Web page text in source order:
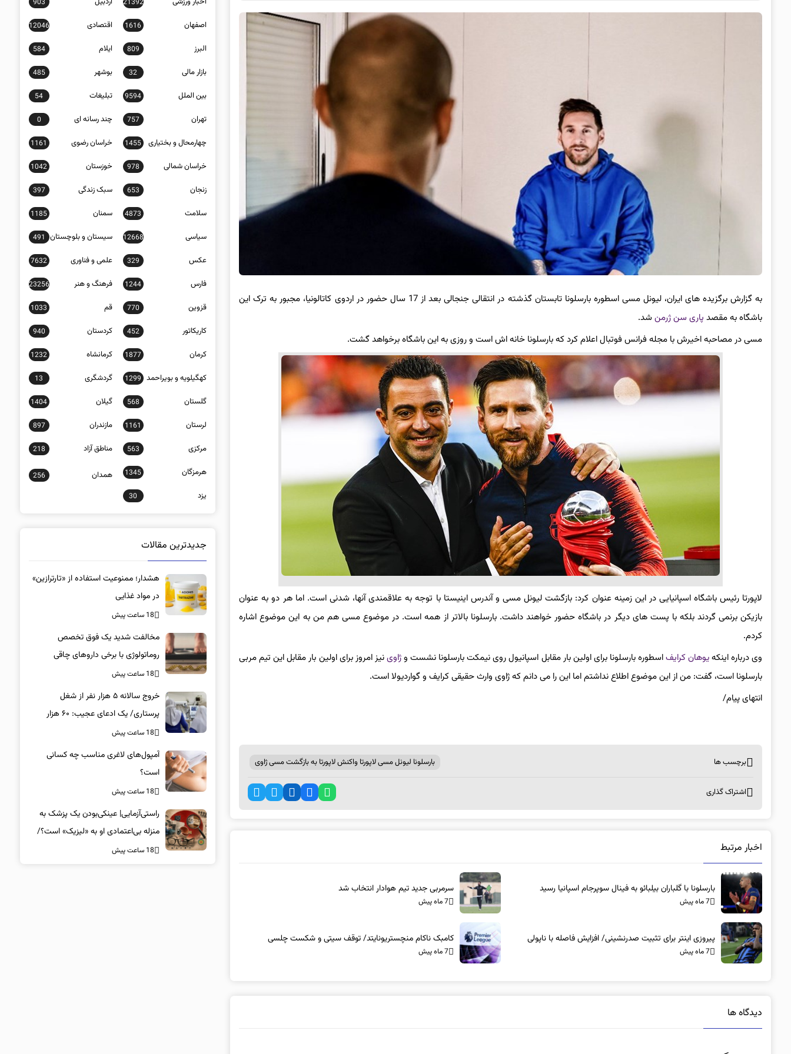
به گزارش برگزیده های ایران، لیونل مسی اسطوره بارسلونا تابستان گذشته در انتقالی جنجالی بعد از 17 سال حضور در اردوی کاتالونیا، مجبور به ترک این
باشگاه به مقصد پاری سن ژرمنشد.
مسی در مصاحبه اخیرش با مجله فرانس فوتبال اعلام کرد که بارسلونا خانه اش است و روزی به این باشگاه برخواهد گشت.
لاپورتا رئیس باشگاه اسپانیایی در این زمینه عنوان کرد: بازگشت لیونل مسی و آندرس اینیستا با توجه به علاقمندی آنها، شدنی است. اما هر دو به عنوان
بازیکن برنمی گردند بلکه با پست های دیگر در باشگاه حضور خواهند داشت. بارسلونا بالاتر از همه است. در موضوع مسی هم من به این موضوع اشاره
کردم.
وی درباره اینکهیوهان کرایفاسطوره بارسلونا برای اولین بار مقابل اسپانیول روی نیمکت بارسلونا نشست وژاوینیز امروز برای اولین بار مقابل این تیم مربی
بارسلونا است، گفت: من از این موضوع اطلاع نداشتم اما این را می دانم که ژاوی وارث حقیقی کرایف و گواردیولا است.
انتهای پیام/
برچسب ها بارسلونا لیونل مسی لاپورتا واکنش لاپورتا به بازگشت مسی ژاوی
اشتراک گذاری
اخبار مرتبط
بارسلونا با گلباران بیلبائو به فینال سوپرجام اسپانیا رسید
7 ماه پیش
سرمربی جدید تیم هوادار انتخاب شد
7 ماه پیش
پیروزی اینتر برای تثبیت صدرنشینی/ افزایش فاصله با ناپولی
7 ماه پیش
کامبک ناکام منچستریونایتد/ توقف سیتی و شکست چلسی
7 ماه پیش
دیدگاه ها
21392
903
اصفهان 1616 اقتصادی 12046
البرز 809 ایلام 584
بازار مالی 32 بوشهر 485
بین الملل 9594 تبلیغات 54
تهران 757 چند رسانه ای 0
چهارمحال و بختیاری 1455 خراسان رضوی 1161
خراسان شمالی 978 خوزستان 1042
زنجان 653 سبک زندگی 397
سلامت 4873 سمنان 1185
سیاسی 12668 سیستان و بلوچستان 491
عکس 329 علمی و فناوری 7632
فارس 1244 فرهنگ و هنر 23256
قزوین 770 قم 1033
کاریکاتور 452 کردستان 940
کرمان 1877 کرمانشاه 1232
کهگیلویه و بویراحمد 1299 گردشگری 13
گلستان 568 گیلان 1404
لرستان 1161 مازندران 897
مرکزی 563 مناطق آزاد 218
هرمزگان 1345 همدان 256
یزد 30
جدیدترین مقالات
هشدار؛ ممنوعیت استفاده از «تارترازین»
در مواد غذایی
18 ساعت پیش
مخالفت شدید یک فوق تخصص
روماتولوژی با برخی داروهای چاقی
18 ساعت پیش
خروج سالانه ۵ هزار نفر از شغل
پرستاری/ یک ادعای عجیب: ۶۰ هزار
پرستار خانه‌نشین شدند؟
18 ساعت پیش
آمپول‌های لاغری مناسب چه کسانی
است؟
18 ساعت پیش
راستی‌آزمایی| عینکی‌بودن یک پزشک به
منزله بی‌اعتمادی او به «لیزیک» است؟/
جراحان، چشم فرزندان خود را لیزیک
18 ساعت پیش